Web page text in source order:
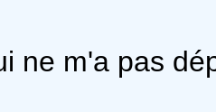
ne m'a pas